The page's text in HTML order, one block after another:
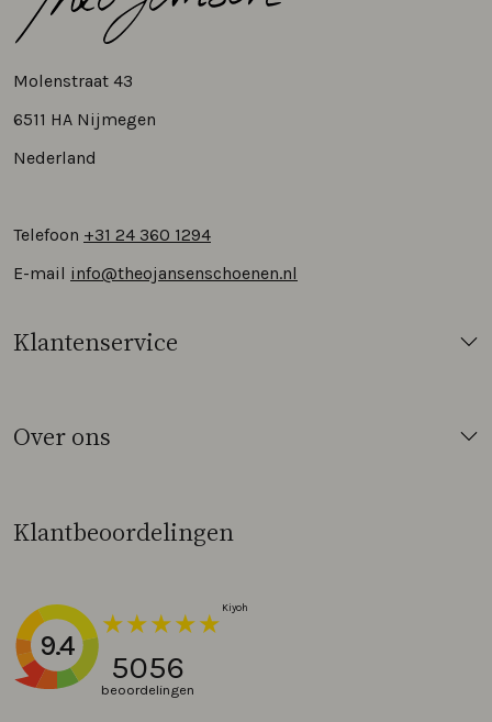
Molenstraat 43
6511 HA Nijmegen
Nederland
Telefoon +31 24 360 1294
E-mail info@theojansenschoenen.nl
Klantenservice
Over ons
Klantbeoordelingen
9.4
5056
beoordelingen